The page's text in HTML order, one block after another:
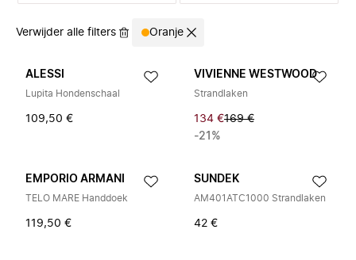
Verwijder alle filters Oranje
ALESSI
Lupita Hondenschaal
109,50 €
VIVIENNE WESTWOOD
Strandlaken
134 €169 €
-21%
EMPORIO ARMANI
TELO MARE Handdoek
119,50 €
SUNDEK
AM401ATC1000 Strandlaken
42 €